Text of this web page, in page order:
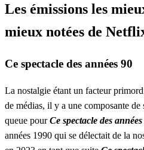
Les émissions les
mieux notées de
Ce spectacle des années 90
La nostalgie étant un facteur
de médias, il y a une composante
queue pourCe spectacle des
années 1990 qui se délectait de la